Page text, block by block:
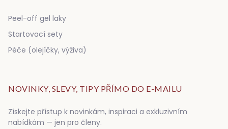
Peel-off gel laky
Startovací sety
Péče (olejíčky, výživa)
NOVINKY, SLEVY, TIPY PŘÍMO DO E-MAILU
Získejte přístup k novinkám, inspiraci a exkluzivním
nabídkám — jen pro členy.